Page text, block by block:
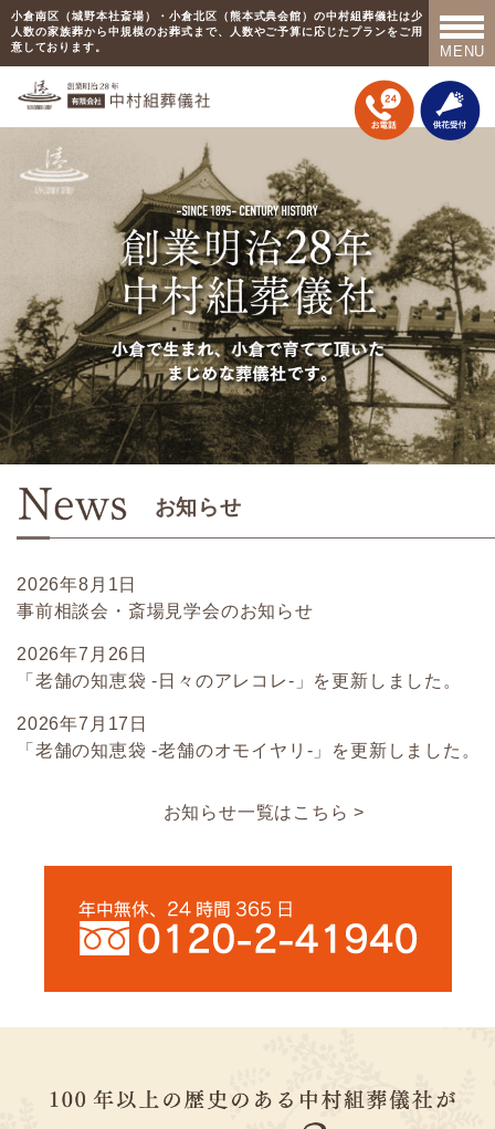
小倉南区（城野本社斎場）・小倉北区（熊本式典会館）の中村組葬儀社は少
人数の家族葬から中規模のお葬式まで、人数やご予算に応じたプランをご用
意しております。
MENU
TOP
斎場紹介
プラン紹介
事前相談
事前準備について
お葬式が終わった翌日から…
終活の必要性について
供花受付
お問い合わせ
お知らせ
2026年8月1日
事前相談会・斎場見学会のお知らせ
2026年7月26日
「老舗の知恵袋 -日々のアレコレ-」を更新しました。
2026年7月17日
「老舗の知恵袋 -老舗のオモイヤリ-」を更新しました。
お知らせ一覧はこちら >